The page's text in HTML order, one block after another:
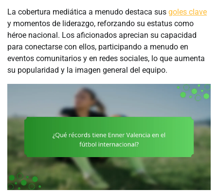
La cobertura mediática a menudo destaca sus goles clave
y momentos de liderazgo, reforzando su estatus como
héroe nacional. Los aficionados aprecian su capacidad
para conectarse con ellos, participando a menudo en
eventos comunitarios y en redes sociales, lo que aumenta
su popularidad y la imagen general del equipo.